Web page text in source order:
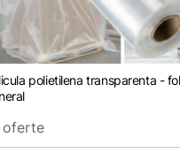
polietilena transparenta -
oferte